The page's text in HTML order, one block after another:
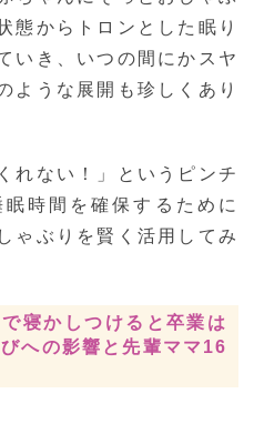
態からトロンとした眠り
いき、いつの間にかスヤ
ような展開も珍しくあり
れない！」というピンチ
時間を確保するために
ゃぶりを賢く活用してみ
寝かしつけると卒業は
への影響と先輩ママ16